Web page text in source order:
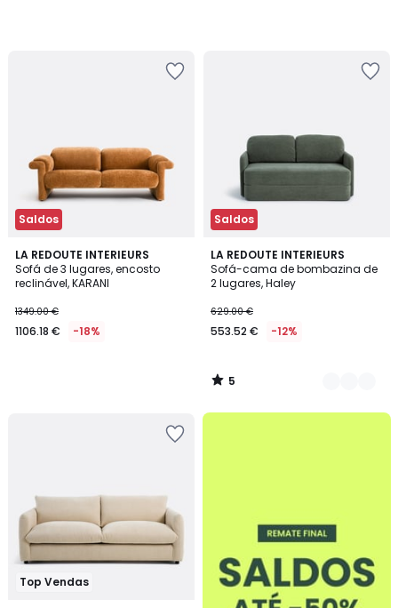
Saldos
LA REDOUTE INTERIEURS
Sofá de 3 lugares, encosto
reclinável, KARANI
1349.00 €
1106.18 € -18%
Saldos
LA REDOUTE INTERIEURS
Sofá-cama de bombazina de
2 lugares, Haley
629.00 €
553.52 € -12%
5
/
5
2
Cores
5
/
Top Vendas
até